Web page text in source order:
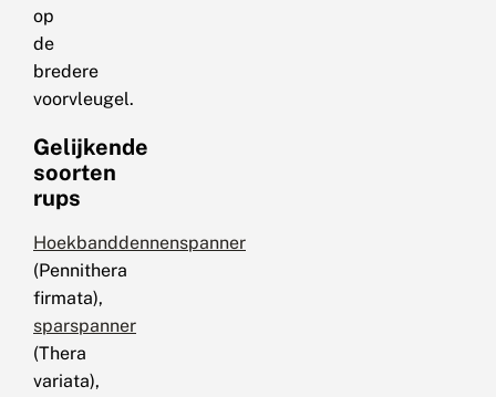
op
de
bredere
voorvleugel.
Gelijkende
soorten
rups
Hoekbanddennenspanner
(Pennithera
firmata),
sparspanner
(Thera
variata),